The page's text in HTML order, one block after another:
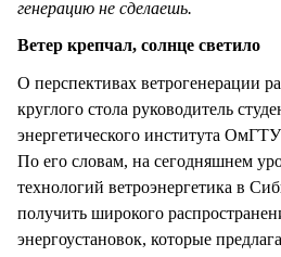
генерацию не сделаешь.
Ветер крепчал, солнце светило
О перспективах ветрогенерации
круглого стола руководитель
энергетического института
По его словам, на сегодняшнем
технологий ветроэнергетика в
получить широкого
энергоустановок, которые